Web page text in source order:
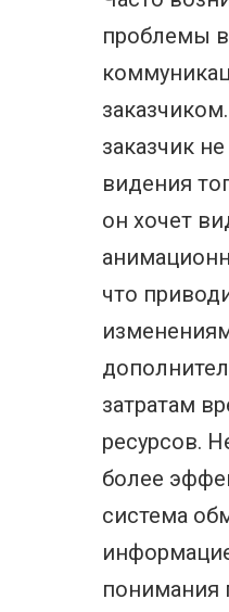
проблемы
заказчик
видения
он хочет
что
затратам
ресурсов.
более
система
понимания